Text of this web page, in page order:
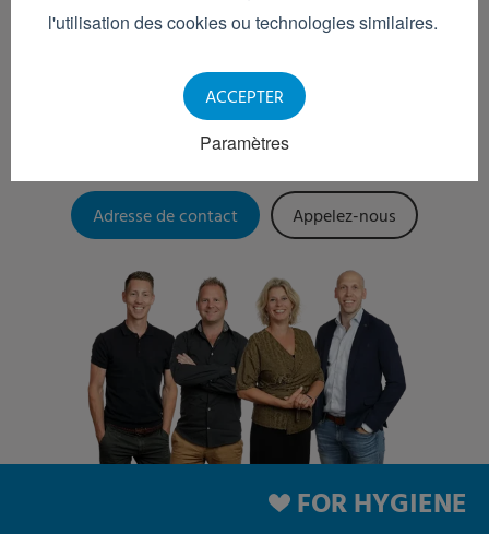
l'utilisation des cookies ou technologies similaires.
Paramètres
ACCEPTER
avec nos
Nos experts sont prêts à vous conseiller personnellement
pour faire les bons choix en matière d'hygiène.
Adresse de contact Appelez-nous
FOR HYGIENE